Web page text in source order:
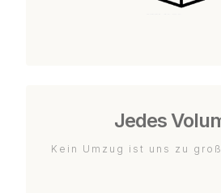
Jedes
Kein Umzug ist uns zu